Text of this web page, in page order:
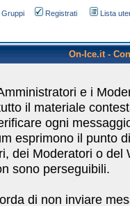
Gruppi Registrati Lista
On-Ice.it -
e i
il materiale
ogni
esprimono il punto
dei Moderatori o
sono perseguibili.
di non inviare